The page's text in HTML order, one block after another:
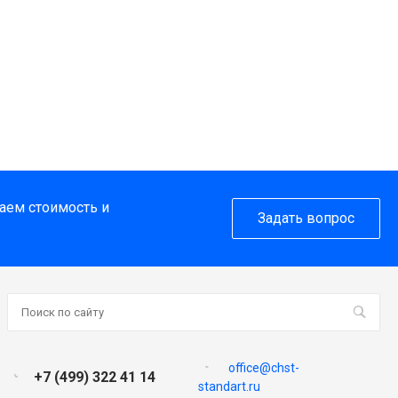
стоимость и
Задать вопрос
+7 (499) 322 41 14
office@chst-
standart.ru